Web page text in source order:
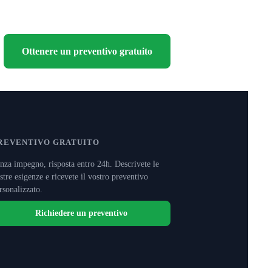
Ottenere un preventivo gratuito
GRATUITO
impegno, risposta entro 24h. Descrivete le
esigenze e ricevete il vostro preventivo
Richiedere un preventivo